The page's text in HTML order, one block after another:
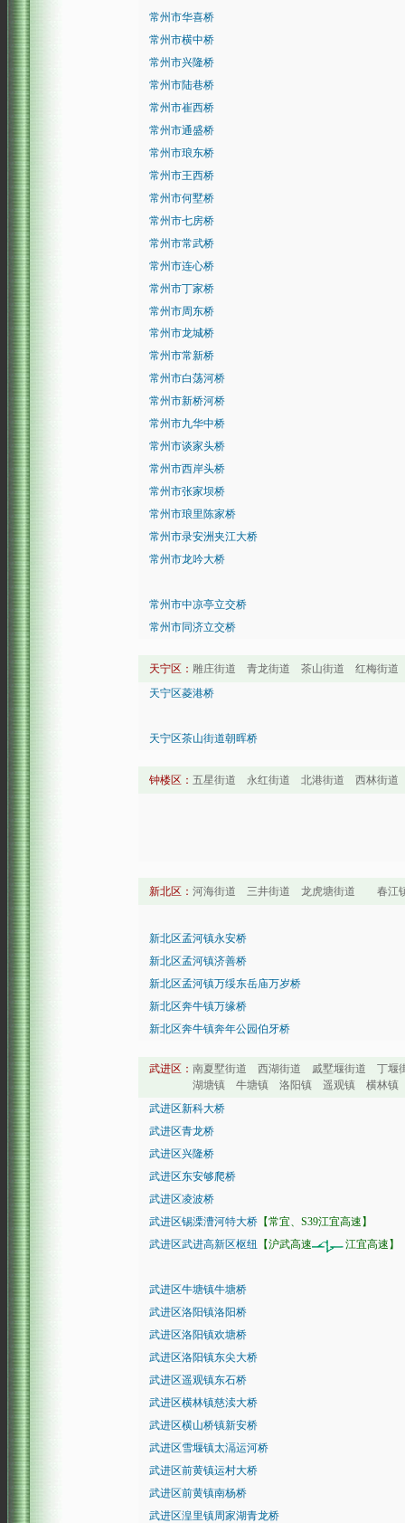
常州市华喜桥
常州市横中桥
常州市兴隆桥
常州市陆巷桥
常州市崔西桥
常州市通盛桥
常州市琅东桥
常州市王西桥
常州市何墅桥
常州市七房桥
常州市常武桥
常州市连心桥
常州市丁家桥
常州市周东桥
常州市龙城桥
常州市常新桥
常州市白荡河桥
常州市新桥河桥
常州市九华中桥
常州市谈家头桥
常州市西岸头桥
常州市张家坝桥
常州市琅里陈家桥
常州市录安洲夹江大桥
常州市龙吟大桥
常州市中凉亭立交桥
常州市同济立交桥
天宁区： 雕庄街道 青龙街道 茶山街道 红梅街
天宁区菱港桥
天宁区茶山街道朝晖桥
钟楼区： 五星街道 永红街道 北港街道 西林街
新北区： 河海街道 三井街道 龙虎塘街道 春
新北区孟河镇永安桥
新北区孟河镇济善桥
新北区孟河镇万绥东岳庙万岁桥
新北区奔牛镇万缘桥
新北区奔牛镇奔年公园伯牙桥
武进区： 南夏墅街道 西湖街道 戚墅堰街道 丁堰
湖塘镇 牛塘镇 洛阳镇 遥观镇 横林镇 横
武进区新科大桥
武进区青龙桥
武进区兴隆桥
武进区东安够爬桥
武进区凌波桥
武进区锡溧漕河特大桥 【常宜、S39江宜高速】
武进区武进高新区枢纽
【沪武高速 江宜高速】
武进区牛塘镇牛塘桥
武进区洛阳镇洛阳桥
武进区洛阳镇欢塘桥
武进区洛阳镇东尖大桥
武进区遥观镇东石桥
武进区横林镇慈渎大桥
武进区横山桥镇新安桥
武进区雪堰镇太滆运河桥
武进区前黄镇运村大桥
武进区前黄镇南杨桥
武进区湟里镇周家湖青龙桥